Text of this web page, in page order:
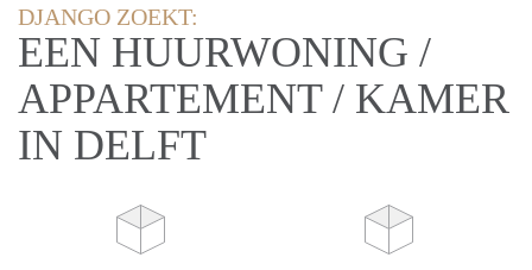
DJANGO ZOEKT:
EEN HUURWONING /
APPARTEMENT / KAMER
IN DELFT